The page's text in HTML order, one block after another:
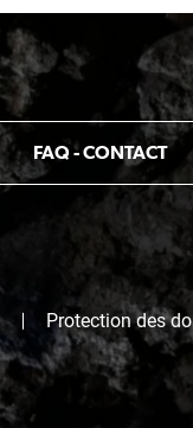
FAQ - CONTACT
Protection des